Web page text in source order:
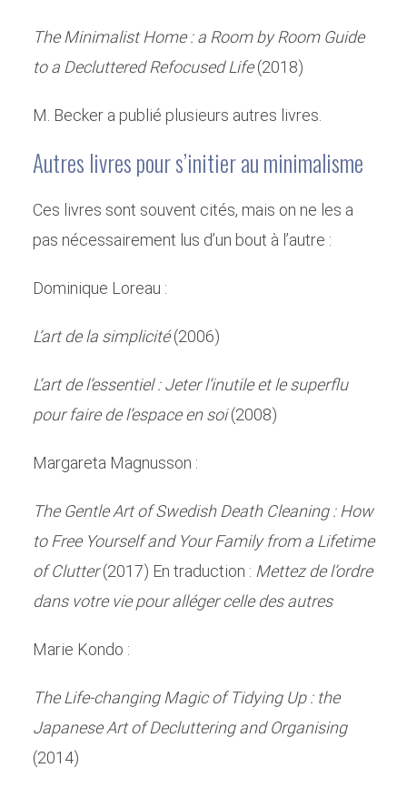
The Minimalist Home : a Room by Room Guide
to a Decluttered Refocused Life(2018)
M. Becker a publié plusieurs autres livres.
Autres livres pour s’initier au minimalisme
Ces livres sont souvent cités, mais on ne les a
pas nécessairement lus d’un bout à l’autre :
Dominique Loreau :
L’art de la simplicité(2006)
L’art de l’essentiel : Jeter l’inutile et le superflu
pour faire de l’espace en soi(2008)
Margareta Magnusson :
The Gentle Art of Swedish Death Cleaning : How
to Free Yourself and Your Family from a Lifetime
of Clutter(2017) En traduction : Mettez de l’ordre
dans votre vie pour alléger celle des autres
Marie Kondo :
The Life-changing Magic of Tidying Up : the
Japanese Art of Decluttering and Organising
(2014)